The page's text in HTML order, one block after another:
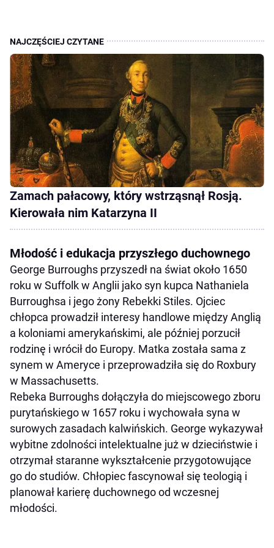
Zamach pałacowy, który wstrząsnął Rosją.
Kierowała nim Katarzyna II
Młodość i edukacja przyszłego duchownego
George Burroughs przyszedł na świat około 1650
roku w Suffolk w Anglii jako syn kupca Nathaniela
Burroughsa i jego żony Rebekki Stiles. Ojciec
chłopca prowadził interesy handlowe między Anglią
a koloniami amerykańskimi, ale później porzucił
rodzinę i wrócił do Europy. Matka została sama z
synem w Ameryce i przeprowadziła się do Roxbury
w Massachusetts.
Rebeka Burroughs dołączyła do miejscowego zboru
purytańskiego w 1657 roku i wychowała syna w
surowych zasadach kalwińskich. George wykazywał
wybitne zdolności intelektualne już w dzieciństwie i
otrzymał staranne wykształcenie przygotowujące
go do studiów. Chłopiec fascynował się teologią i
planował karierę duchownego od wczesnej
młodości.